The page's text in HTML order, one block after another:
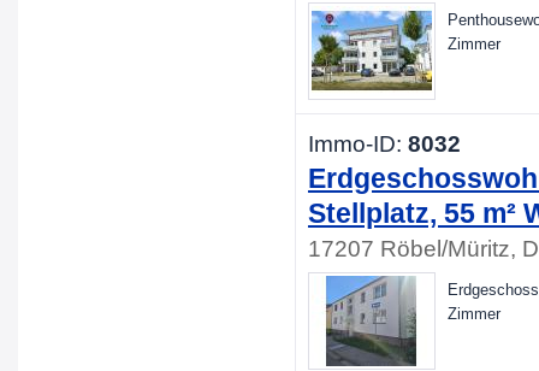
Zimmer
Immo-ID: 8032
Stellplatz, 55 m²
17207 Röbel/Müritz,
Zimmer